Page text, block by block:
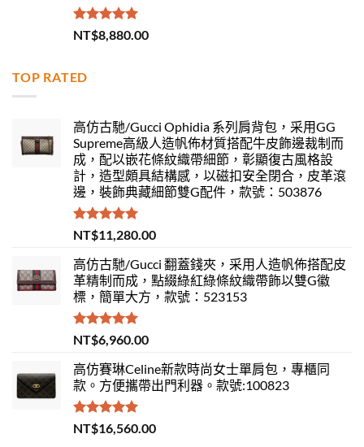
評分 5.00
滿分 5
NT$8,880.00
TOP RATED
高仿古馳/Gucci Ophidia 系列肩背包，采用GG
Supreme高級人造帆佈材質搭配牛皮飾邊裁制而
成，配以嵌花條紋織帶細節，彰顯復古風格設
計，造型頗具結構感，以磁扣安全閉合，皮革滾
邊，裝飾典藏細節雙G配件，款號：503876
評分5.00
滿分 5
NT$11,280.00
高仿古馳/Gucci 翻蓋錢夾，采用人造帆佈搭配皮
革精制而成，點綴綠紅綠條紋織帶飾以雙G徽
標，簡單大方，款號：523153
評分 5.00
滿分 5
NT$6,960.00
高仿賽琳Celine新款時尚女士單肩包，專櫃同
款。方便攜帶出門利器。款號:100823
評分5.00
滿分 5
NT$16,560.00